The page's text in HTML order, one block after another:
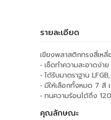
รายละเอียด
เขียงพลาสติกทรงสี่เห
• เช็ดทำความสะอาดง่าย
• ได้รับมาตราฐาน
• มีให้เลือกทั้งหมด 7 สี
• ทนความร้อนได้ถึง
คุณลักษณะ